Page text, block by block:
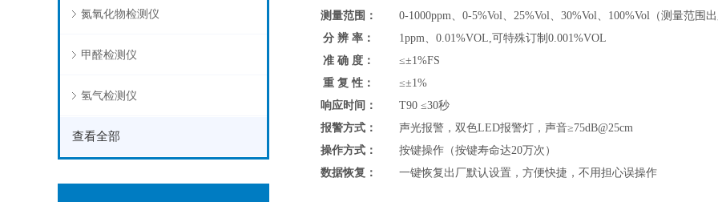
氮氧化物检测仪
甲醛检测仪
氢气检测仪
查看全部
测量范围：
0-1000ppm、 0-5%Vol 25%Vol、30%Vol、100%Vol （测量范围
分 辨 率：
1ppm、0.01%VOL,可特殊订制0.001%VOL
准 确 度：
≤±1%FS
重 复 性：
≤±1%
响应时间：
T90 ≤30秒
报警方式：
声光报警，双色LED报警灯，声音≥75dB@25cm
操作方式：
按键操作（按键寿命达20万次）
数据恢复：
一键恢复出厂默认设置，方便快捷，不用担心误操作